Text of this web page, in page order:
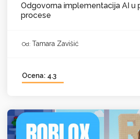
Odgovorna implementacija AI u
procese
Od: Tamara Zavišić
Ocena: 4.3